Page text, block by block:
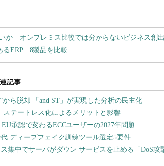
いか オンプレミス比較では分からないビジネス創出
るERP 8製品を比較